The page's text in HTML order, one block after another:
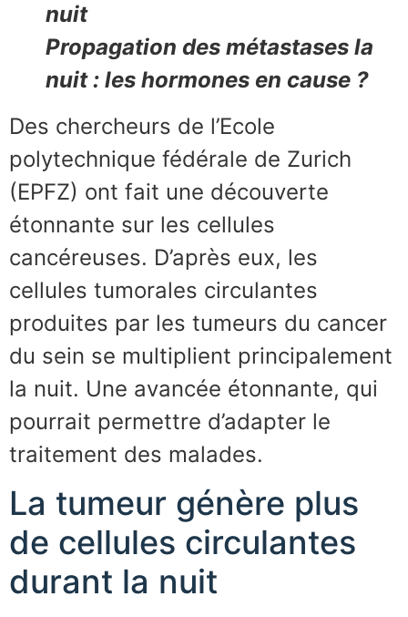
nuit
Propagation des métastases la
nuit : les hormones en cause ?
Des chercheurs de l’Ecole
polytechnique fédérale de Zurich
(EPFZ) ont fait une découverte
étonnante sur les cellules
cancéreuses. D’après eux, les
cellules tumorales circulantes
produites par les tumeurs du cancer
du sein se multiplient principalement
la nuit. Une avancée étonnante, qui
pourrait permettre d’adapter le
traitement des malades.
La tumeur génère plus
de cellules circulantes
durant la nuit